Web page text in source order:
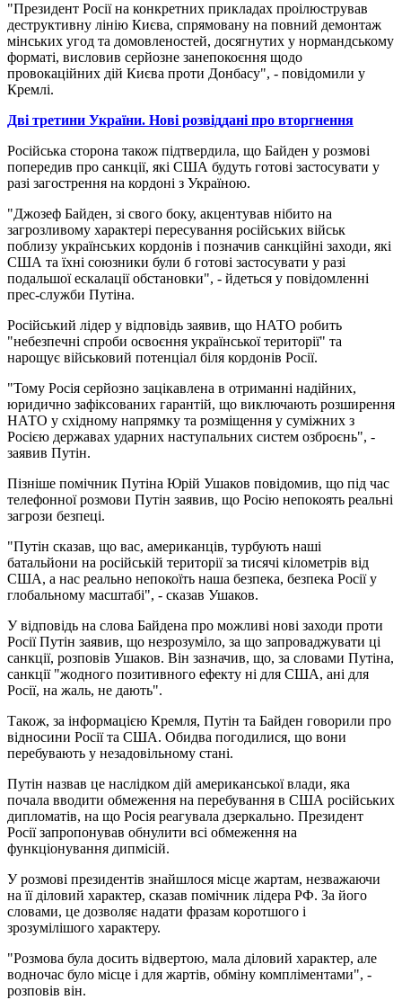
"Президент Росії на конкретних прикладах проілюстрував
деструктивну лінію Києва, спрямовану на повний демонтаж
мінських угод та домовленостей, досягнутих у нормандському
форматі, висловив серйозне занепокоєння щодо
провокаційних дій Києва проти Донбасу", - повідомили у
Кремлі.
Дві третини України. Нові розвіддані про вторгнення
Російська сторона також підтвердила, що Байден у розмові
попередив про санкції, які США будуть готові застосувати у
разі загострення на кордоні з Україною.
"Джозеф Байден, зі свого боку, акцентував нібито на
загрозливому характері пересування російських військ
поблизу українських кордонів і позначив санкційні заходи, які
США та їхні союзники були б готові застосувати у разі
подальшої ескалації обстановки", - йдеться у повідомленні
прес-служби Путіна.
Російський лідер у відповідь заявив, що НАТО робить
"небезпечні спроби освоєння української території" та
нарощує військовий потенціал біля кордонів Росії.
"Тому Росія серйозно зацікавлена ​​в отриманні надійних,
юридично зафіксованих гарантій, що виключають розширення
НАТО у східному напрямку та розміщення у суміжних з
Росією державах ударних наступальних систем озброєнь", -
заявив Путін.
Пізніше помічник Путіна Юрій Ушаков повідомив, що під час
телефонної розмови Путін заявив, що Росію непокоять реальні
загрози безпеці.
"Путін сказав, що вас, американців, турбують наші
батальйони на російській території за тисячі кілометрів від
США, а нас реально непокоїть наша безпека, безпека Росії у
глобальному масштабі", - сказав Ушаков.
У відповідь на слова Байдена про можливі нові заходи проти
Росії Путін заявив, що незрозуміло, за що запроваджувати ці
санкції, розповів Ушаков. Він зазначив, що, за словами Путіна,
санкції "жодного позитивного ефекту ні для США, ані для
Росії, на жаль, не дають".
Також, за інформацією Кремля, Путін та Байден говорили про
відносини Росії та США. Обидва погодилися, що вони
перебувають у незадовільному стані.
Путін назвав це наслідком дій американської влади, яка
почала вводити обмеження на перебування в США російських
дипломатів, на що Росія реагувала дзеркально. Президент
Росії запропонував обнулити всі обмеження на
функціонування дипмісій.
У розмові президентів знайшлося місце жартам, незважаючи
на її діловий характер, сказав помічник лідера РФ. За його
словами, це дозволяє надати фразам коротшого і
зрозумілішого характеру.
"Розмова була досить відвертою, мала діловий характер, але
водночас було місце і для жартів, обміну компліментами", -
розповів він.